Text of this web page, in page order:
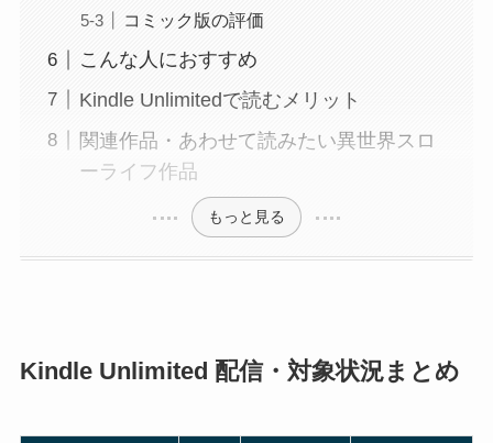
コミック版の評価
こんな人におすすめ
Kindle Unlimitedで読むメリット
関連作品・あわせて読みたい異世界スロ
ーライフ作品
もっと見る
Kindle Unlimited 配信・対象状況まとめ